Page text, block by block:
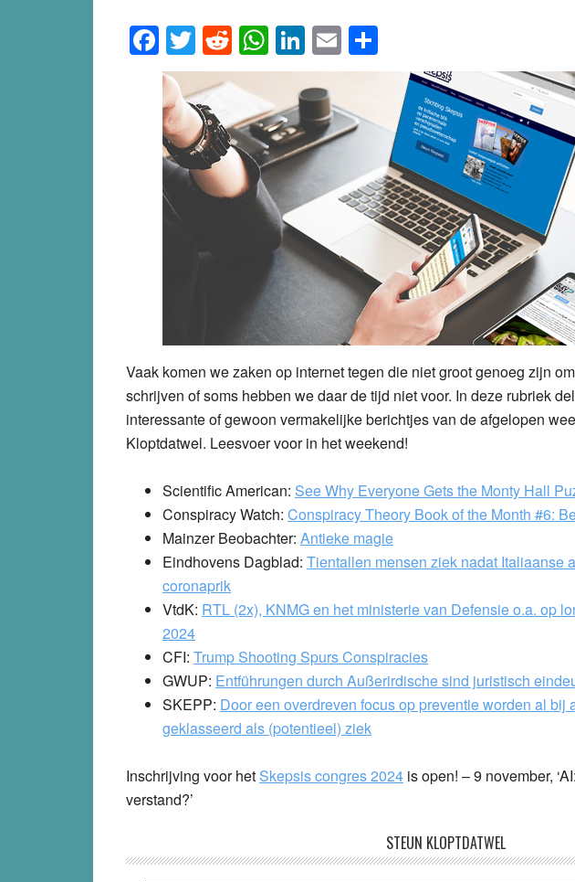
Facebook
Twitter
Reddit
WhatsApp
LinkedIn
Email
Vaak komen we zaken op internet tegen die niet groot genoeg zijn
schrijven of soms hebben we daar de tijd niet voor. In deze rubriek
interessante of gewoon vermakelijke berichtjes van de afgelopen
Kloptdatwel. Leesvoer voor in het weekend!
Scientific American: See Why Everyone Gets the Monty Hall
Conspiracy Watch: Conspiracy Theory Book of the Month #6:
Mainzer Beobachter: Antieke magie
Eindhovens Dagblad: Tientallen mensen ziek nadat Italiaanse
coronaprik
VtdK: RTL (2x), KNMG en het ministerie van Defensie o.a. op
2024
CFI: Trump Shooting Spurs Conspiracies
GWUP: Entführungen durch Außerirdische sind juristisch
SKEPP: Door een overdreven focus op preventie worden al bij
geklasseerd als (potentieel) ziek
Inschrijving voor het Skepsis congres 2024 is open! – 9 november,
verstand?’
STEUN KLOPTDATWEL